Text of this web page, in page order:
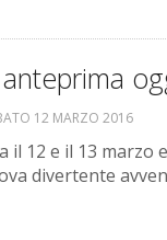
12 MARZO 2016
12 e il 13 marzo
divertente